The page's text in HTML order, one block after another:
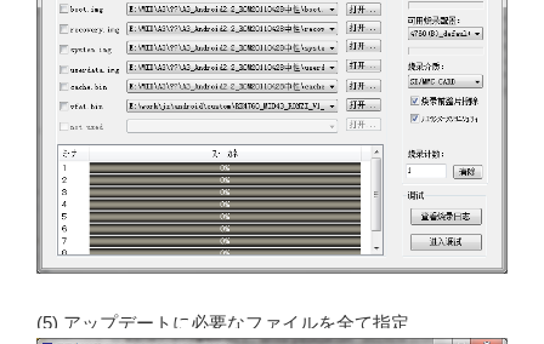
(5) アップデートに必要なファイルを全て指定